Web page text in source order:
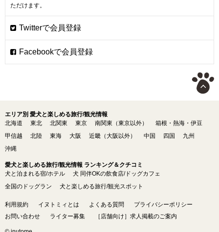
ただけます。
エリア別 愛犬と楽しめる旅行/観光情報
北海道
東北 北関東 東京 南関東（東京以外）
箱根・熱海・伊豆
甲信越
北陸 東海 大阪 近畿（大阪以外） 中国 四国
九州
沖縄
愛犬と楽しめる旅行/観光情報 ランキング＆クチコミ
犬と泊まれる宿/ホテル
犬 同伴OKの飲食店/ドッグカフェ
全国のドッグラン
犬と楽しめる旅行/観光スポット
利用規約 イヌトミィとは よくある質問
プライバシーポリシー
お問い合わせ
ライター募集 ［店舗向け］求人掲載のご案内